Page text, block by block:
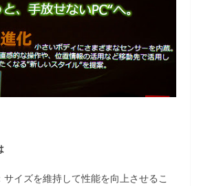
イズを維持して性能を向上させるこ